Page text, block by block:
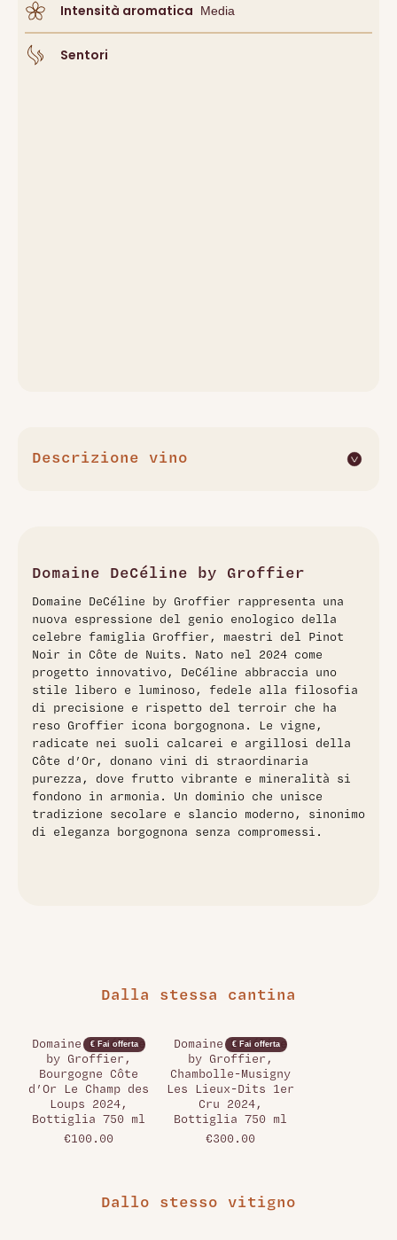
Intensità aromatica Media
Sentori
Descrizione vino
note speziate. In bocca il vino si rivela elegante e ben
conferisce grande definizione. La mineralità caratteristica
del terroir calcareo si esprime in una finale lunga e
persistente, testimoniando la qualità superiore di questo
Premier Cru della Côte de Nuits.
Domaine DeCéline by Groffier
Domaine DeCéline by Groffier rappresenta una
nuova espressione del genio enologico della
celebre famiglia Groffier, maestri del Pinot
Noir in Côte de Nuits. Nato nel 2024 come
progetto innovativo, DeCéline abbraccia uno
stile libero e luminoso, fedele alla filosofia
di precisione e rispetto del terroir che ha
reso Groffier icona borgognona. Le vigne,
radicate nei suoli calcarei e argillosi della
Côte d’Or, donano vini di straordinaria
purezza, dove frutto vibrante e mineralità si
fondono in armonia. Un dominio che unisce
tradizione secolare e slancio moderno, sinonimo
di eleganza borgognona senza compromessi.
Dalla stessa cantina
€ Fai offerta
Domaine DeCéline
by Groffier,
Bourgogne Côte
d’Or Le Champ des
Loups 2024,
Bottiglia 750 ml
€100.00
€ Fai offerta
Domaine DeCéline
by Groffier,
Chambolle-Musigny
Les Lieux-Dits 1er
Cru 2024,
Bottiglia 750 ml
€300.00
Dallo stesso vitigno